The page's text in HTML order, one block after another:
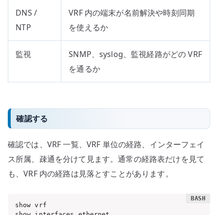
DNS /
NTP
VRF 内の端末が名前解決や時刻同期
を使えるか
監視
SNMP、syslog、監視経路がどの VRF
を通るか
確認する
確認では、VRF 一覧、VRF 単位の経路、インターフェイ
ス所属、疎通を分けて見ます。通常の経路表だけを見て
も、VRF 内の経路は見落とすことがあります。
show vrf